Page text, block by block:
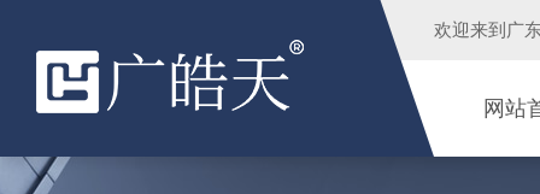
欢迎来到 广
网站